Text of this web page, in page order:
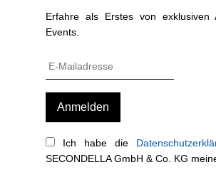
Erfahre als Erstes von exklusiven
Events.
Ich habe die
SECONDELLA GmbH & Co. KG